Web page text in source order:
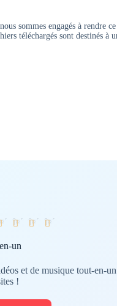
sommes engagés à rendre
téléchargés sont destinés à
î¤´ î¤´ î¤´
un
et de musique tout-en-
!